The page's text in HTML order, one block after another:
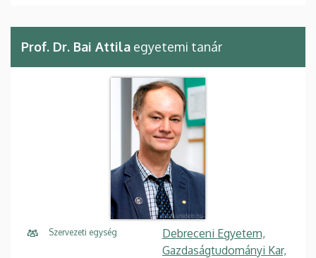
Prof. Dr. Bai Attila egyetemi tanár
Szervezeti egység
Debreceni Egyetem,
Gazdaságtudományi Kar,